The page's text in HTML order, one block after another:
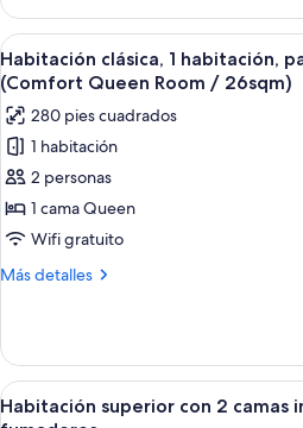
/
95sqm)
para
no
fumadores
(Ambassador
Suite
Twin
Room
95sqm)
Abrir
todas
las
fotos
de
Habitación
clásica,
1
habitación,
fumadores
(Comfort
Queen
5
Habitación clásica, 1 habitación,
(Comfort Queen Room / 26sqm)
280 pies cuadrados
1 habitación
2 personas
1 cama Queen
Wifi gratuito
Más detalles
Más
clásica,
habitación,
para
Abrir
todas
7
Habitación superior con 2 camas